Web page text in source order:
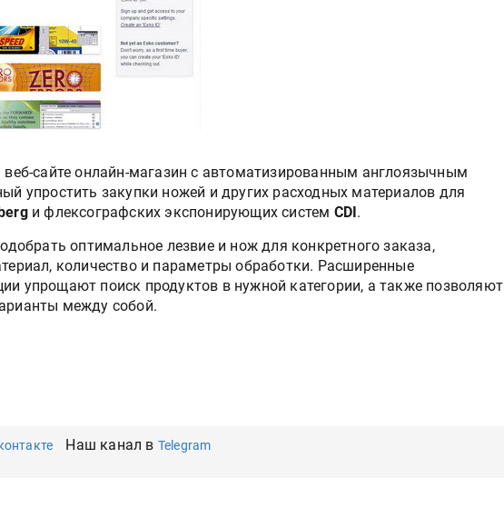
сайте онлайн-магазин с автоматизированным англоязычным
упростить закупки ножей и других расходных материалов для
и флексографских экспонирующих систем CDI.
оптимальное лезвие и нож для конкретного заказа,
количество и параметры обработки. Расширенные
упрощают поиск продуктов в нужной категории, а также позволяют
между собой.
Наш канал в Telegram